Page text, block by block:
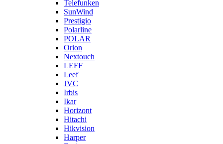
Telefunken
SunWind
Prestigio
Polarline
POLAR
Orion
Nextouch
LEFF
Leef
JVC
Irbis
Ikar
Horizont
Hitachi
Hikvision
Harper